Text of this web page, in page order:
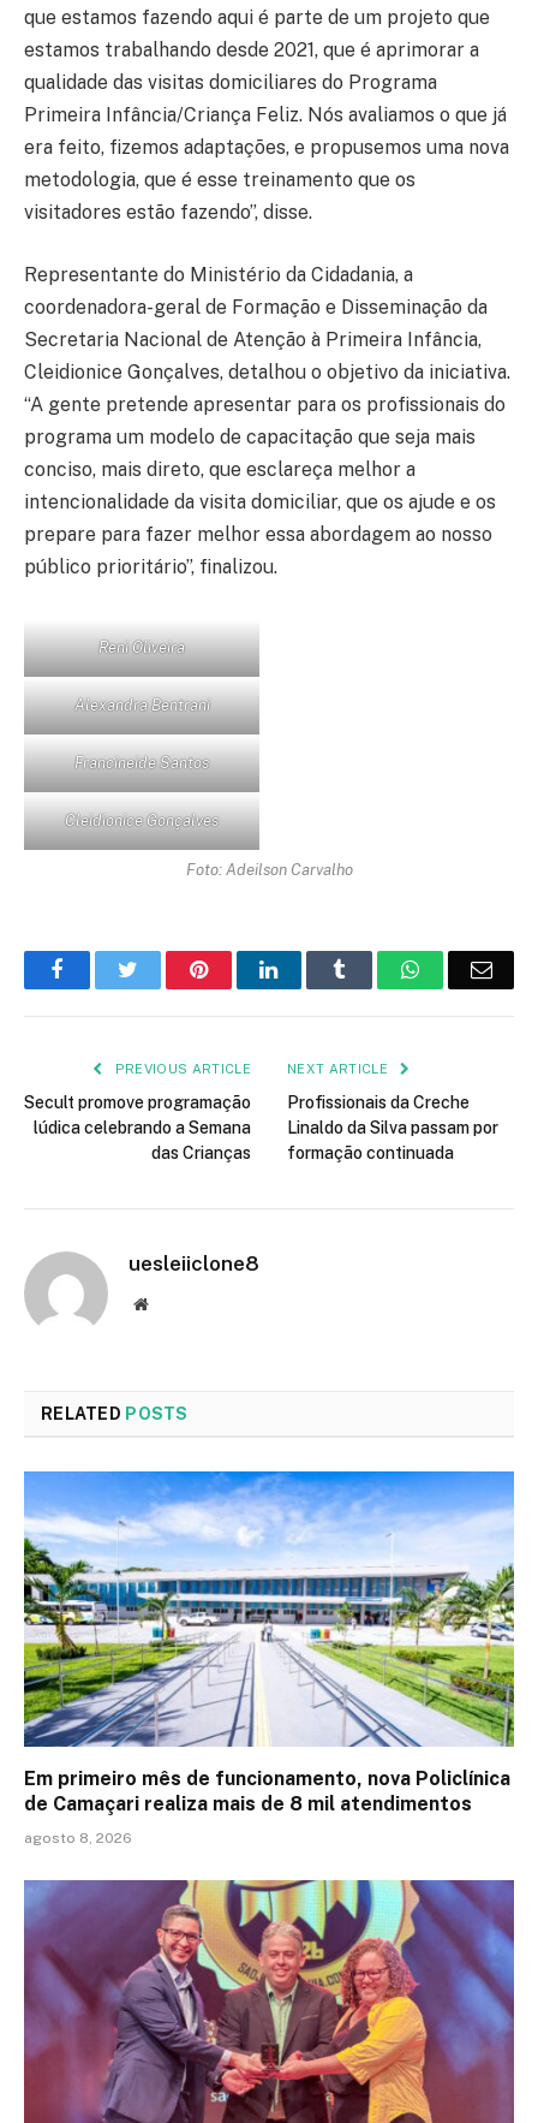
que estamos fazendo aqui é parte de um projeto que
estamos trabalhando desde 2021, que é aprimorar a
qualidade das visitas domiciliares do Programa
Primeira Infância/Criança Feliz. Nós avaliamos o que já
era feito, fizemos adaptações, e propusemos uma nova
metodologia, que é esse treinamento que os
visitadores estão fazendo”, disse.
Representante do Ministério da Cidadania, a
coordenadora-geral de Formação e Disseminação da
Secretaria Nacional de Atenção à Primeira Infância,
Cleidionice Gonçalves, detalhou o objetivo da iniciativa.
“A gente pretende apresentar para os profissionais do
programa um modelo de capacitação que seja mais
conciso, mais direto, que esclareça melhor a
intencionalidade da visita domiciliar, que os ajude e os
prepare para fazer melhor essa abordagem ao nosso
público prioritário”, finalizou.
Reni Oliveira
Alexandra Bentrani
Francineide Santos
Cleidionice Gonçalves
Foto: Adeilson Carvalho
FacebookTwitter PinterestLinkedIn Tumblr WhatsApp
PREVIOUS ARTICLE
Secult promove programação
lúdica celebrando a Semana
das Crianças
NEXT ARTICLE
Profissionais da Creche
Linaldo da Silva passam por
formação continuada
uesleiiclone8
Website
RELATED POSTS
Em primeiro mês de funcionamento, nova Policlínica
de Camaçari realiza mais de 8 mil atendimentos
agosto 8, 2026